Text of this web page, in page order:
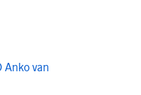
Anko van